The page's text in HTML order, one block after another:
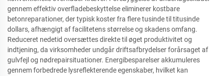
gennem effektiv overfladebeskyttelse eliminerer kostbare
betonreparationer, der typisk koster fra flere tusinde til titusinde
dollars, afhængigt af facilitetens størrelse og skadens omfang.
Reduceret nedetid oversættes direkte til øget produktivitet og
indtjening, da virksomheder undgår driftsafbrydelser forårsaget af
gulvfejl og nødrepairsituationer. Energibesparelser akkumuleres
gennem forbedrede lysreflekterende egenskaber, hvilket kan